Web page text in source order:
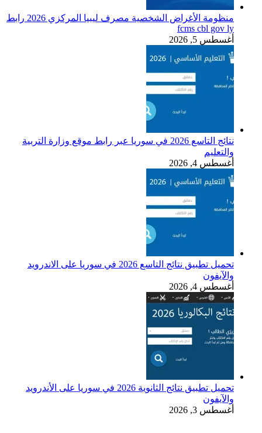
منظومة الأغراض الشخصية مصرف ليبيا المركزي 2026 رابط
fcms cbl gov ly
أغسطس 5, 2026
نتائج التاسع 2026 في سوريا عبر رابط موقع وزارة التربية
والتعليم
أغسطس 4, 2026
تحميل تطبيق نتائج التاسع 2026 في سوريا على الاندرويد
والآيفون
أغسطس 4, 2026
تحميل تطبيق نتائج الثانوية 2026 في سوريا على الأندرويد
والآيفون
أغسطس 3, 2026